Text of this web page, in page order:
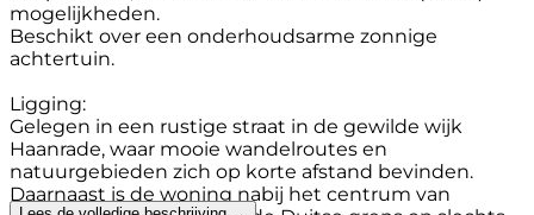
mogelijkheden.
Beschikt over een onderhoudsarme zonnige
achtertuin.
Ligging:
Gelegen in een rustige straat in de gewilde wijk
Haanrade, waar mooie wandelroutes en
natuurgebieden zich op korte afstand bevinden.
Daarnaast is de woning nabij het centrum van